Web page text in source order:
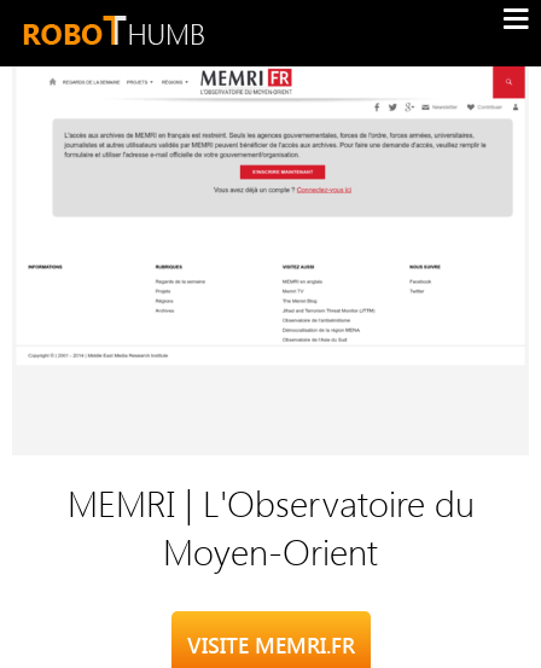
MEMRI | L'Observatoire du
Moyen-Orient
VISITE MEMRI.FR